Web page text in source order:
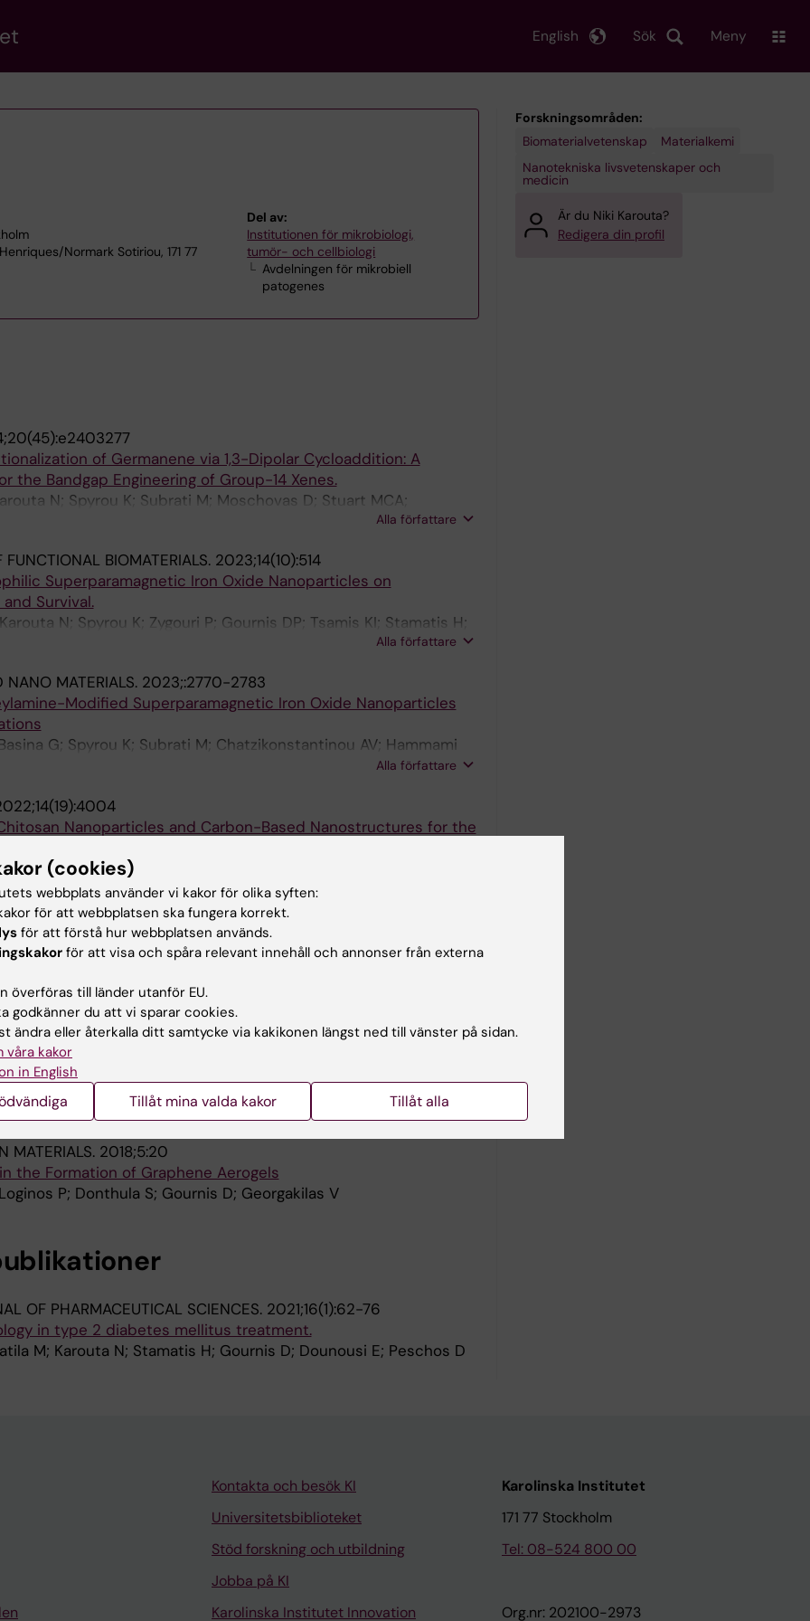
Sök
English Meny
Normark Sotiriou, 171 77
Del av:
Institutionen för mikrobiologi,
tumör- och cellbiologi
Avdelningen för mikrobiell
patogenes
of Germanene via 1,3-Dipolar Cycloaddition: A
the Bandgap Engineering of Group-14 Xenes.
N; Spyrou K; Subrati M; Moschovas D; Stuart MCA;
Alla författare
BIOMATERIALS. 2023;14(10):514
Superparamagnetic Iron Oxide Nanoparticles on
Survival.
N; Spyrou K; Zygouri P; Gournis DP; Tsamis KI; Stamatis H;
Alla författare
NANO MATERIALS. 2023;:2770-2783
Modified Superparamagnetic Iron Oxide Nanoparticles
G; Spyrou K; Subrati M; Chatzikonstantinou AV; Hammami
SM; Al Wahedi Y; Douvalis AP; Hadjipanayis GC; Tsamis K;
EP
Alla författare
Nanoparticles and Carbon-Based Nanostructures for the
P; Karouta N; Gournis D; Baroud TN; Barmpalexis P; Bikiaris
2020;12(3):E227-227
PLLA and PLGA Hybrid Nanoparticles for Intranasal Delivery
Disease Therapy.
C; Veneti P; Baroud TN; Karouta N; Grivas I; Papadopoulos
DN
2019;4(19):18100-18107
of Clay-Carbon Nanotube Hybrid Superstructures.
A; Zygouri P; Karouta N; Spyrou K; Stathi P; Tsoufis T;
D; Rudolf P
Alla författare
MATERIALS. 2018;5:20
the Formation of Graphene Aerogels
P; Donthula S; Gournis D; Georgakilas V
OF PHARMACEUTICAL SCIENCES. 2021;16(1):62-76
in type 2 diabetes mellitus treatment.
M; Karouta N; Stamatis H; Gournis D; Dounousi E; Peschos D
Forskningsområden:
Biomaterialvetenskap
Materialkemi
Nanotekniska livsvetenskaper och
medicin
Är du Niki Karouta?
Redigera din profil
Kontakta och besök KI
Universitetsbiblioteket
Stöd forskning och utbildning
Jobba på KI
Karolinska Institutet Innovation
Karolinska Institutet
171 77 Stockholm
Tel: 08-524 800 00
Org.nr: 202100-2973
(cookies)
webbplats använder vi kakor för olika syften:
för att webbplatsen ska fungera korrekt.
för att förstå hur webbplatsen används.
för att visa och spåra relevant innehåll och annonser från externa
överföras till länder utanför EU.
godkänner du att vi sparar cookies.
ändra eller återkalla ditt samtycke via kakikonen längst ned till vänster på sidan.
våra kakor
in English
Tillåt mina valda kakor Tillåt alla